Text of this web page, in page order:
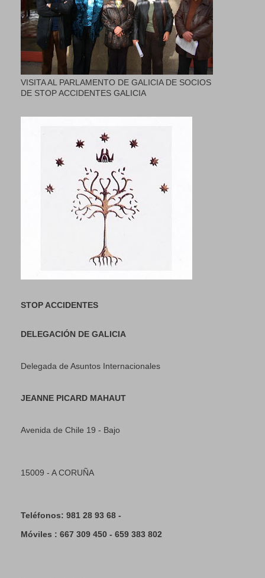
VISITA AL PARLAMENTO DE GALICIA DE SOCIOS
DE STOP ACCIDENTES GALICIA
STOP ACCIDENTES
DELEGACIÓN DE GALICIA
Delegada de Asuntos Internacionales
JEANNE PICARD MAHAUT
Avenida de Chile 19 - Bajo
15009 - A CORUÑA
Teléfonos: 981 28 93 68 -
Móviles : 667 309 450 - 659 383 802